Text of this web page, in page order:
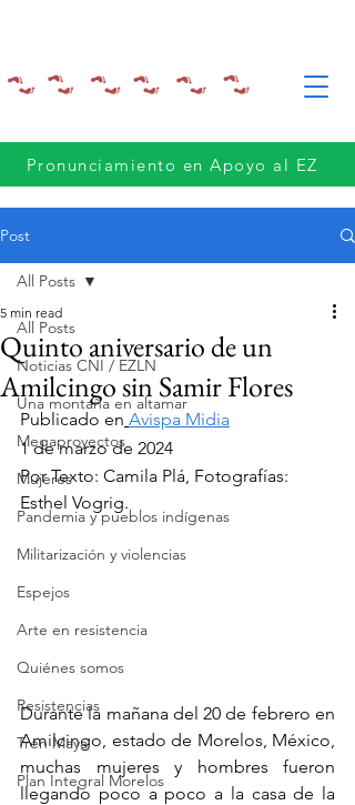
Pronunciamiento en Apoyo al EZ
Post
All Posts
Noticias CNI / EZLN
Una montaña en altamar
Megaproyectos
Mujeres
Pandemia y pueblos indígenas
Militarización y violencias
Espejos
Arte en resistencia
Quiénes somos
Resistencias
Tren Maya
Plan Integral Morelos
All Posts
Quinto aniversario de un
Amilcingo sin Samir Flores
5 min read
Publicado en Avispa Midia
1 de marzo de 2024
Por Texto: Camila Plá, Fotografías:
Esthel Vogrig.
Durante la mañana del 20 de febrero en
Amilcingo, estado de Morelos, México,
muchas mujeres y hombres fueron
llegando poco a poco a la casa de la